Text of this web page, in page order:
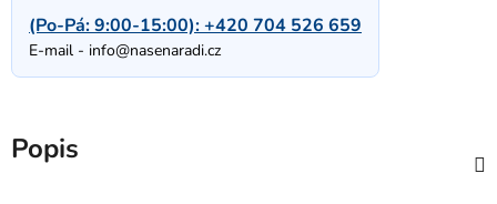
(Po-Pá: 9:00-15:00):+420 704 526 659
E-mail - info@nasenaradi.cz
Popis